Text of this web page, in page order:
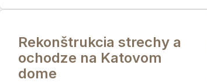
Rekonštrukcia strechy a
ochodze na Katovom
dome